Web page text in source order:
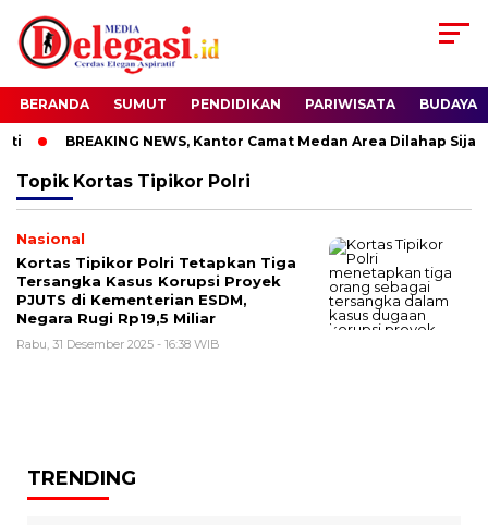
BERANDA SUMUT PENDIDIKAN PARIWISATA BUDAYA
BREAKING NEWS, Kantor Camat Medan Area Dilahap
Topik Kortas Tipikor Polri
Nasional
Kortas Tipikor Polri Tetapkan Tiga
Tersangka Kasus Korupsi Proyek
PJUTS di Kementerian ESDM,
Negara Rugi Rp19,5 Miliar
Rabu, 31 Desember 2025 - 16:38 WIB
TRENDING